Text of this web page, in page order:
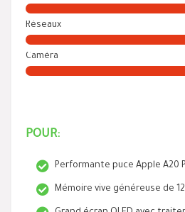
Réseaux
Caméra
POUR:
Performante puce Apple A20
Mémoire vive généreuse de 12